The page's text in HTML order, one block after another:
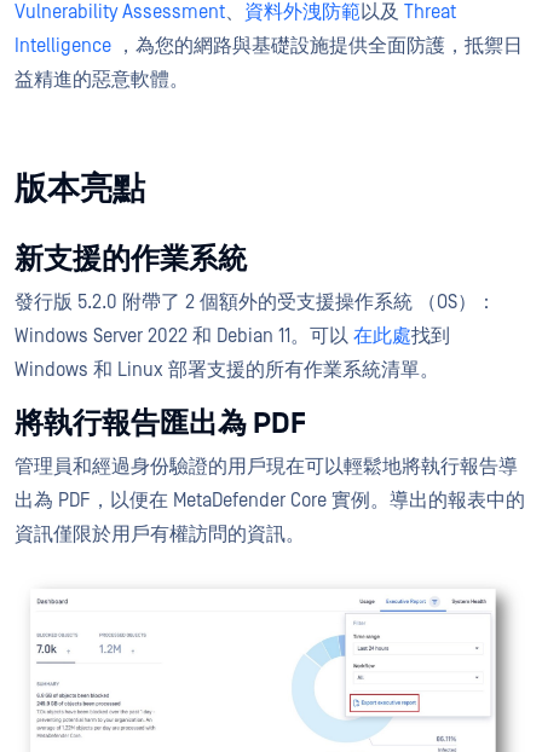
Vulnerability Assessment、 資料外洩防範以及 Threat
Intelligence ，為您的網路與基礎設施提供全面防護，抵禦日
益精進的惡意軟體。
版本亮點
新支援的作業系統
發行版 5.2.0 附帶了 2 個額外的受支援操作系統 （OS）：
Windows Server 2022 和 Debian 11。可以 在此處找到
Windows 和 Linux 部署支援的所有作業系統清單。
將執行報告匯出為 PDF
管理員和經過身份驗證的用戶現在可以輕鬆地將執行報告導
出為 PDF，以便在 MetaDefender Core 實例。導出的報表中的
資訊僅限於用戶有權訪問的資訊。